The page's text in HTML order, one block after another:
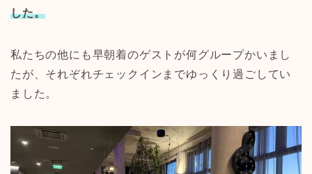
した。
私たちの他にも早朝着のゲストが何グループかいまし
たが、それぞれチェックインまでゆっくり過ごしてい
ました。